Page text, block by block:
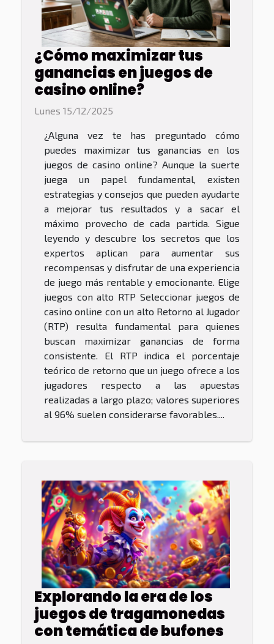
¿Cómo maximizar tus
ganancias en juegos de
casino online?
Lunes 15/12/2025
¿Alguna vez te has preguntado cómo
puedes maximizar tus ganancias en los
juegos de casino online? Aunque la suerte
juega un papel fundamental, existen
estrategias y consejos que pueden ayudarte
a mejorar tus resultados y a sacar el
máximo provecho de cada partida. Sigue
leyendo y descubre los secretos que los
expertos aplican para aumentar sus
recompensas y disfrutar de una experiencia
de juego más rentable y emocionante. Elige
juegos con alto RTP Seleccionar juegos de
casino online con un alto Retorno al Jugador
(RTP) resulta fundamental para quienes
buscan maximizar ganancias de forma
consistente. El RTP indica el porcentaje
teórico de retorno que un juego ofrece a los
jugadores respecto a las apuestas
realizadas a largo plazo; valores superiores
al 96% suelen considerarse favorables....
Explorando la era de los
juegos de tragamonedas
con temática de bufones